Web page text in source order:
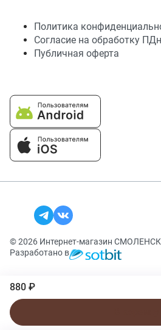
880 ₽
Политика
Согласие на обработку ПДн
Публичная оферта
© 2026 Интернет-магазин
Разработано в